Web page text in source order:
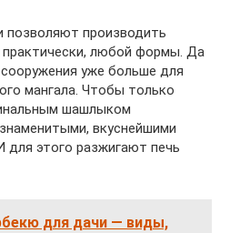
позволяют производить
практически, любой формы. Да
уже больше для
мангала. Чтобы только
шашлыком
вкуснейшими
для этого разжигают печь
для дачи — виды,